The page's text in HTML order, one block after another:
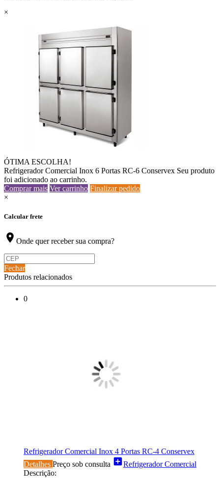
×
ÓTIMA ESCOLHA!
Refrigerador Comercial Inox 6 Portas RC-6 Conservex Seu produto
foi adicionado ao carrinho.
Comprar mais Ver carrinho Finalizar pedido
×
Calcular frete
location_on Onde quer receber sua compra?
Fechar
Produtos relacionados
0
Refrigerador Comercial Inox 4 Portas RC-4 Conservex
Detalhes Preço sob consulta add_boxRefrigerador Comercial
Descrição: